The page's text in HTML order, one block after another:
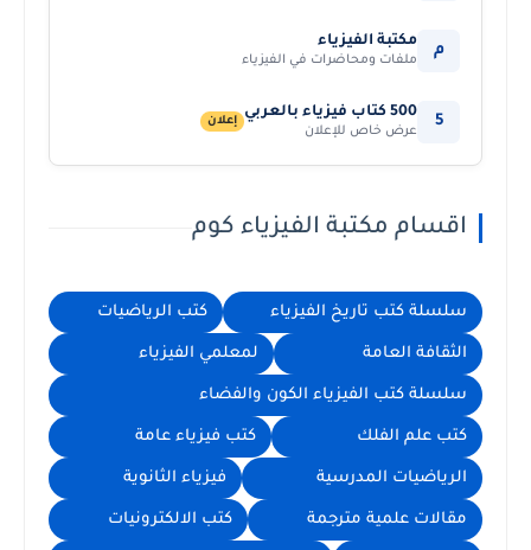
م مكتبة الفيزياء
ملفات ومحاضرات في الفيزياء
5 500 كتاب فيزياء بالعربي
عرض خاص للإعلان
إعلان
اقسام مكتبة الفيزياء كوم
سلسلة كتب تاريخ الفيزياء كتب الرياضيات
الثقافة العامة لمعلمي الفيزياء
سلسلة كتب الفيزياء الكون والفضاء
كتب علم الفلك كتب فيزياء عامة
الرياضيات المدرسية فيزياء الثانوية
مقالات علمية مترجمة كتب الالكترونيات